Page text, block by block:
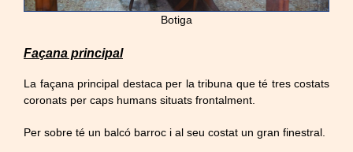
Botiga
Façana principal
La façana principal destaca per la tribuna que té tres costats
coronats per caps humans situats frontalment.
Per sobre té un balcó barroc i al seu costat un gran finestral.